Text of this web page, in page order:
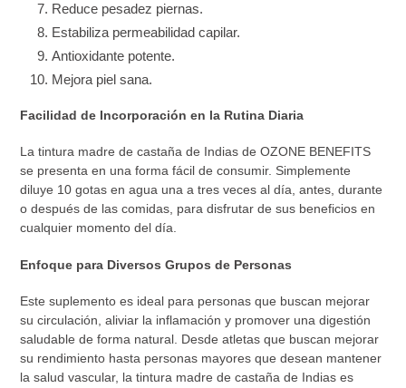
Reduce pesadez piernas.
Estabiliza permeabilidad capilar.
Antioxidante potente.
Mejora piel sana.
Facilidad de Incorporación en la Rutina Diaria
La tintura madre de castaña de Indias de OZONE BENEFITS
se presenta en una forma fácil de consumir. Simplemente
diluye 10 gotas en agua una a tres veces al día, antes, durante
o después de las comidas, para disfrutar de sus beneficios en
cualquier momento del día.
Enfoque para Diversos Grupos de Personas
Este suplemento es ideal para personas que buscan mejorar
su circulación, aliviar la inflamación y promover una digestión
saludable de forma natural. Desde atletas que buscan mejorar
su rendimiento hasta personas mayores que desean mantener
la salud vascular, la tintura madre de castaña de Indias es